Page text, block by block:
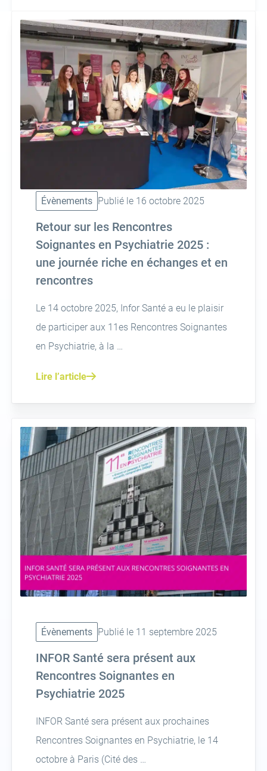
Évènements Publié le 16 octobre 2025
Retour sur les Rencontres
Soignantes en Psychiatrie 2025 :
une journée riche en échanges et en
rencontres
Le 14 octobre 2025, Infor Santé a eu le plaisir
de participer aux 11es Rencontres Soignantes
en Psychiatrie, à la …
Lire l’article
Évènements Publié le 11 septembre 2025
INFOR Santé sera présent aux
Rencontres Soignantes en
Psychiatrie 2025
INFOR Santé sera présent aux prochaines
Rencontres Soignantes en Psychiatrie, le 14
octobre à Paris (Cité des …